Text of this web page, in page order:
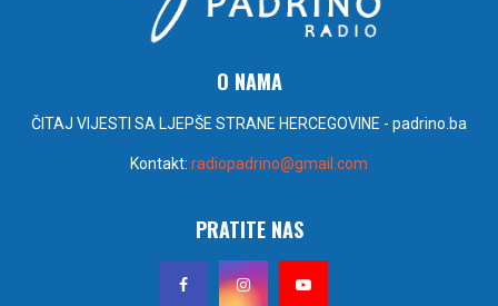
O NAMA
ČITAJ VIJESTI SA LJEPŠE STRANE HERCEGOVINE - padrino.ba
Kontakt: radiopadrino@gmail.com
PRATITE NAS